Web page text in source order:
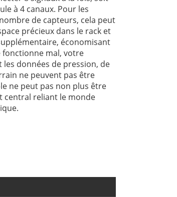
à 4 canaux. Pour les
de capteurs, cela peut
précieux dans le rack et
économisant
fonctionne mal, votre
les données de pression, de
ne peuvent pas être
ne peut pas non plus être
central reliant le monde